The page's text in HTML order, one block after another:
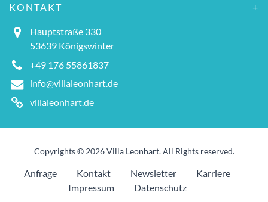
KONTAKT
Hauptstraße 330
53639 Königswinter
+49 176 55861837
info@villaleonhart.de
villaleonhart.de
Copyrights © 2026 Villa Leonhart. All Rights reserved.
Anfrage Kontakt Newsletter
Karriere
Impressum
Datenschutz